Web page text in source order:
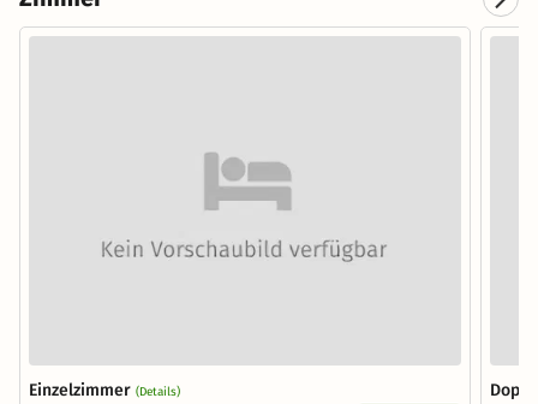
Einzelzimmer (Details)